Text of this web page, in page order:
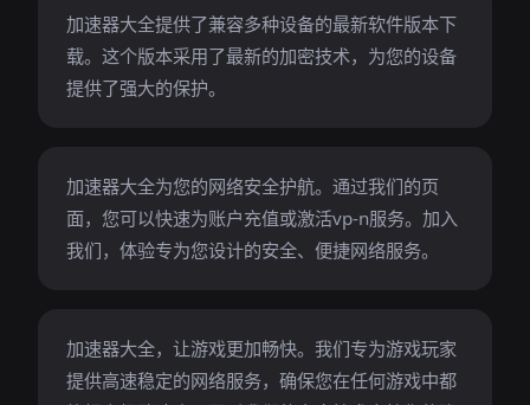
加速器大全提供了兼容多种设备的最新软件版本下
载。这个版本采用了最新的加密技术，为您的设备
提供了强大的保护。
加速器大全为您的网络安全护航。通过我们的页
面，您可以快速为账户充值或激活vp-n服务。加入
我们，体验专为您设计的安全、便捷网络服务。
加速器大全，让游戏更加畅快。我们专为游戏玩家
提供高速稳定的网络服务，确保您在任何游戏中都